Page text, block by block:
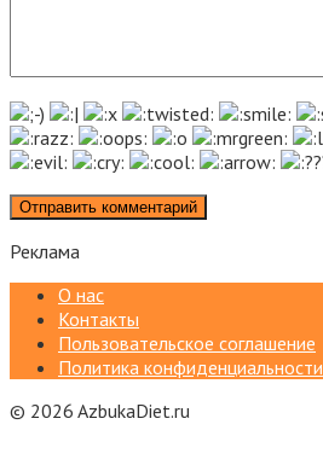
Реклама
О нас
Контакты
Пользовательское соглашение
Политика конфиденциальности
© 2026 AzbukaDiet.ru